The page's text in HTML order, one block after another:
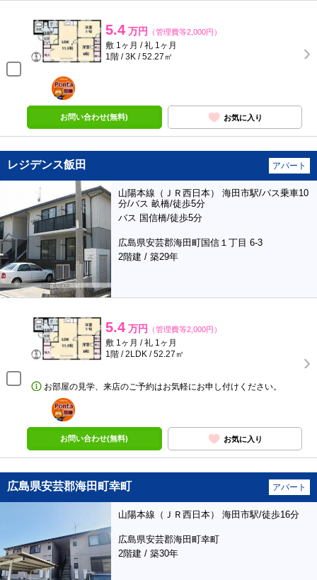
5.4 万円 （管理費等2,000円）
敷 1ヶ月 / 礼 1ヶ月
1階 / 3K / 52.27㎡
ポンタ
部屋
お問い合わせ(無料) お気に入り
レジデンス飯田 アパート
山陽本線（ＪＲ西日本） 海田市駅/バス乗車10
分/バス 畝橋/徒歩5分
バス 国信橋/徒歩5分
広島県安芸郡海田町国信１丁目 6-3
2階建 / 築29年
5.4 万円 （管理費等2,000円）
敷 1ヶ月 / 礼 1ヶ月
1階 / 2LDK / 52.27㎡
お部屋の見学、来店のご予約はお気軽にお申し付けください。
ポンタ
部屋
お問い合わせ(無料) お気に入り
広島県安芸郡海田町幸町 アパート
山陽本線（ＪＲ西日本） 海田市駅/徒歩16分
広島県安芸郡海田町幸町
2階建 / 築30年